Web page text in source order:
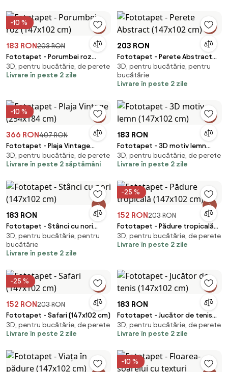
-10 %
183 RON203 RON
Fototapet - Porumbei roz
(147x102 cm)
3D, pentru bucătărie, de perete
Livrare în peste 2 zile
203 RON
Fototapet - Perete Abstract
(147x102 cm)
3D, pentru bucătărie, pentru
bucătărie
Livrare în peste 2 zile
-10 %
366 RON407 RON
Fototapet - Plaja Vintage
(254x184 cm)
3D, pentru bucătărie, de perete
Livrare în peste 2 săptămâni
183 RON
Fototapet - 3D motiv lemn
(147x102 cm)
3D, pentru bucătărie, de perete
Livrare în peste 2 zile
183 RON
Fototapet - Stânci cu nori
(147x102 cm)
3D, pentru bucătărie, pentru
bucătărie
Livrare în peste 2 zile
-25 %
152 RON203 RON
Fototapet - Pădure tropicală
(147x102 cm)
3D, pentru bucătărie, de perete
Livrare în peste 2 zile
-25 %
152 RON203 RON
Fototapet - Safari (147x102 cm)
3D, pentru bucătărie, de perete
Livrare în peste 2 zile
183 RON
Fototapet - Jucător de tenis
(147x102 cm)
3D, pentru bucătărie, de perete
Livrare în peste 2 zile
-10 %